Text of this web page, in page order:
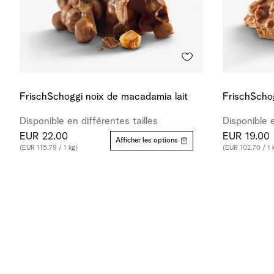
FrischSchoggi noix de macadamia lait
Disponible en différentes tailles
EUR 22.00
(EUR 115.79 / 1 kg)
Afficher les options
Disponible
EUR 19.00
(EUR 102.70 / 1